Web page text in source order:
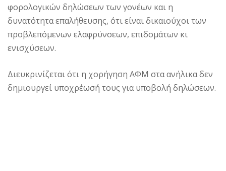
φορολογικών δηλώσεων των γονέων και η
δυνατότητα επαλήθευσης, ότι είναι δικαιούχοι των
προβλεπόμενων ελαφρύνσεων, επιδομάτων κι
ενισχύσεων.
Διευκρινίζεται ότι η χορήγηση ΑΦΜ στα ανήλικα δεν
δημιουργεί υποχρέωσή τους για υποβολή δηλώσεων.